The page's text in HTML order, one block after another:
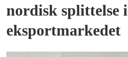
nordisk splittelse i
eksportmarkedet